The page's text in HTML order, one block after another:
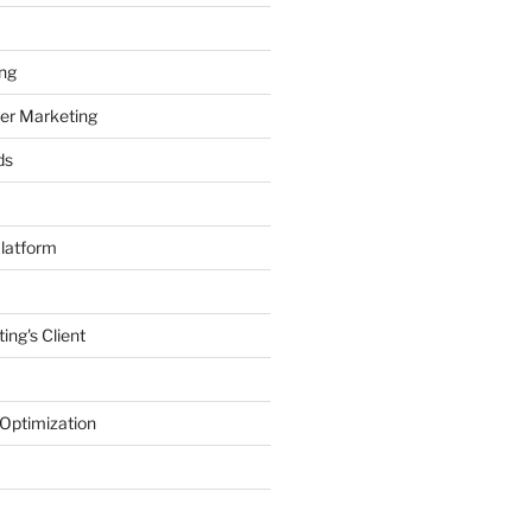
Marketing
Client